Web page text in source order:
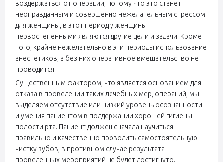
воздержаться от операции, потому что это станет
неоправданным и совершенно нежелательным стрессом
для женщины, в этот период у женщины
первостепенными являются другие цели и задачи. Кроме
того, крайне нежелательно в эти периоды использование
анестетиков, а без них оперативное вмешательство не
проводится.
Существенным фактором, что является основанием для
отказа в проведении таких лечебных мер, операций, мы
выделяем отсутствие или низкий уровень осознанности
и умения пациентом в поддержании хорошей гигиены
полости рта. Пациент должен сначала научиться
правильно и качественно проводить самостоятельную
чистку зубов, в противном случае результата
проведенных мероприятий не будет достигнуто.